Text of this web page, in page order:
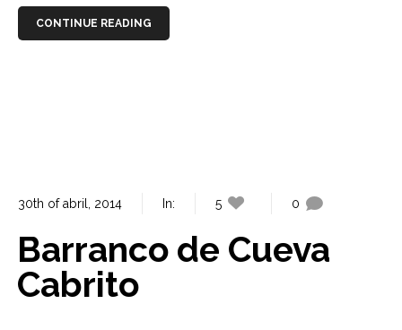
CONTINUE READING
30th of abril, 2014 In: 5 0
Barranco de Cueva
Cabrito